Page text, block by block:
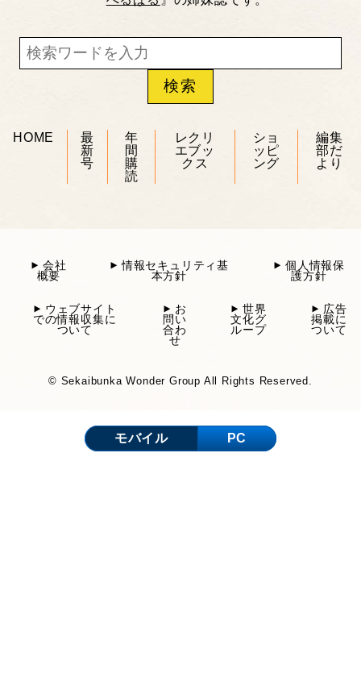
HOME
最
新
号
年
間
購
読
レクリ
エブッ
クス
ショ
ッピ
ング
編集
部だ
より
会社
概要
情報セキュリティ基
本方針
個人情報保
護方針
ウェブサイト
での情報収集に
ついて
お
問い
合わ
せ
世界
文化グ
ループ
広告
掲載に
ついて
© Sekaibunka Wonder Group All Rights Reserved.
モバイル PC